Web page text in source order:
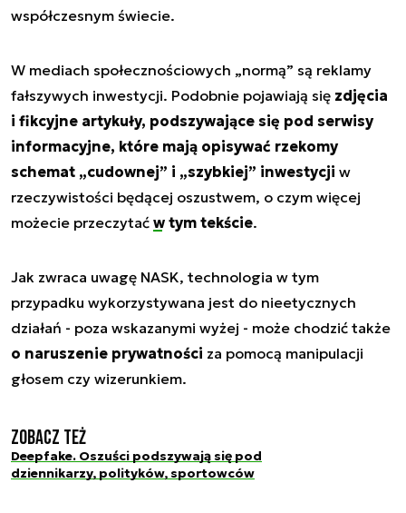
współczesnym świecie.
W mediach społecznościowych „normą” są reklamy
fałszywych inwestycji. Podobnie pojawiają się zdjęcia
i fikcyjne artykuły, podszywające się pod serwisy
informacyjne, które mają opisywać rzekomy
schemat „cudownej” i „szybkiej” inwestycji w
rzeczywistości będącej oszustwem, o czym więcej
możecie przeczytać w tym tekście.
Jak zwraca uwagę NASK, technologia w tym
przypadku wykorzystywana jest do nieetycznych
działań - poza wskazanymi wyżej - może chodzić także
o naruszenie prywatności za pomocą manipulacji
głosem czy wizerunkiem.
Zobacz też
Deepfake. Oszuści podszywają się pod
dziennikarzy, polityków, sportowców